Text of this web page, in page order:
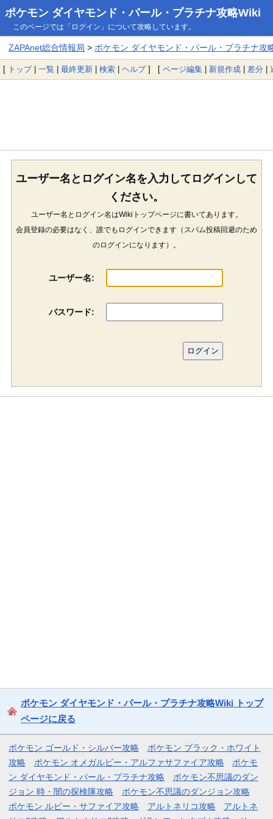
ポケモン ダイヤモンド・パール・プラチナ攻略Wiki
このページでは「ログイン」について攻略しています。
ZAPAnet総合情報局 > ポケモン ダイヤモンド・パール・プラチナ攻
[ トップ| 一覧 | 最終更新 | 検索 | ヘルプ] [ ページ編集 | 新規作成 | 差分 |
ユーザー名とログイン名を入力してログインして
ください。
ユーザー名とログイン名はWikiトップページに書いてあります。
会員登録の必要はなく、誰でもログインできます（スパム投稿回避のため
のログインになります）。
ユーザー名:
パスワード:
ポケモン ダイヤモンド・パール・プラチナ攻略Wiki トップ
ページに戻る
ポケモン ゴールド・シルバー攻略
ポケモン ブラック・ホワイト
攻略
ポケモン オメガルビー・アルファサファイア攻略
ポケモ
ン ダイヤモンド・パール・プラチナ攻略
ポケモン不思議のダン
ジョン 時・闇の探検隊攻略
ポケモン不思議のダンジョン攻略
ポケモン ルビー・サファイア攻略
アルトネリコ攻略
アルトネ